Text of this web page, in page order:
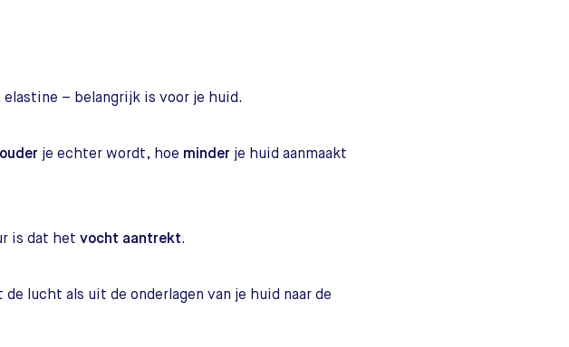
– belangrijk is voor je huid.
ouder je echter wordt, hoe minder je huid aanmaakt
is dat het vocht aantrekt.
lucht als uit de onderlagen van je huid naar de